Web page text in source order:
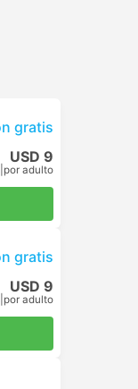
gratis
USD 9
por adulto
gratis
USD 9
por adulto